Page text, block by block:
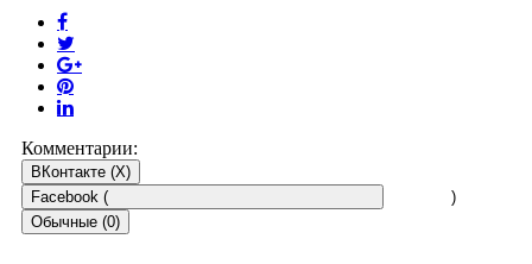
Комментарии:
ВКонтакте (X)
Facebook (
)
Обычные (0)